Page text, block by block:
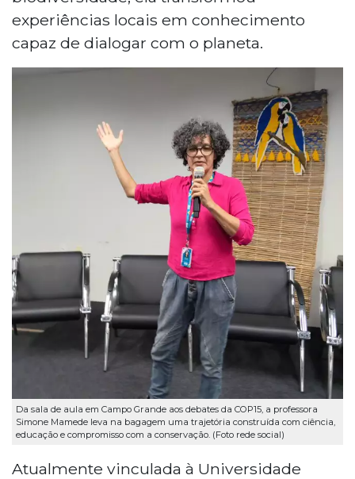
experiências locais em conhecimento
capaz de dialogar com o planeta.
Da sala de aula em Campo Grande aos debates da COP15, a professora
Simone Mamede leva na bagagem uma trajetória construída com ciência,
educação e compromisso com a conservação. (Foto rede social)
Atualmente vinculada à Universidade